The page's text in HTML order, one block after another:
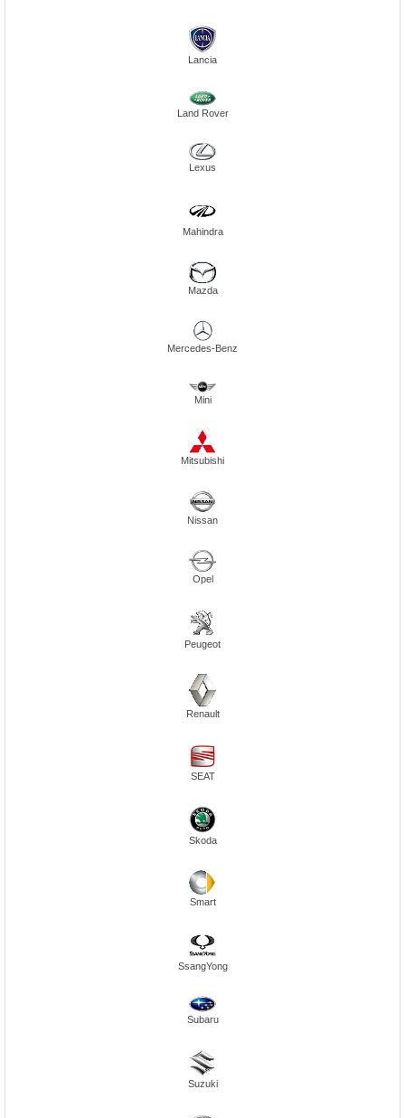
Lancia
Land Rover
Lexus
Mahindra
Mazda
Mercedes-Benz
Mini
Mitsubishi
Nissan
Opel
Peugeot
Renault
SEAT
Skoda
Smart
SsangYong
Subaru
Suzuki